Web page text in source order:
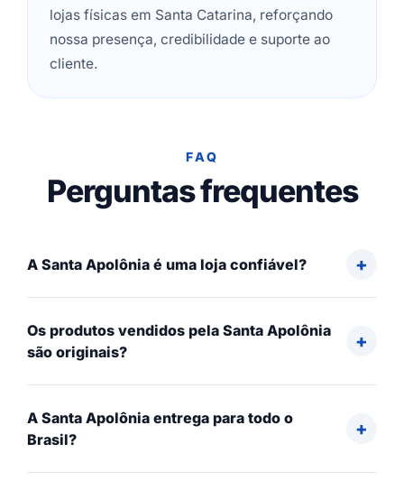
lojas físicas em Santa Catarina, reforçando
nossa presença, credibilidade e suporte ao
cliente.
FAQ
Perguntas frequentes
A Santa Apolônia é uma loja confiável?
Os produtos vendidos pela Santa Apolônia
são originais?
A Santa Apolônia entrega para todo o
Brasil?